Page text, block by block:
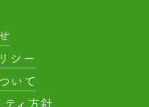
シー
いて
ティ方針